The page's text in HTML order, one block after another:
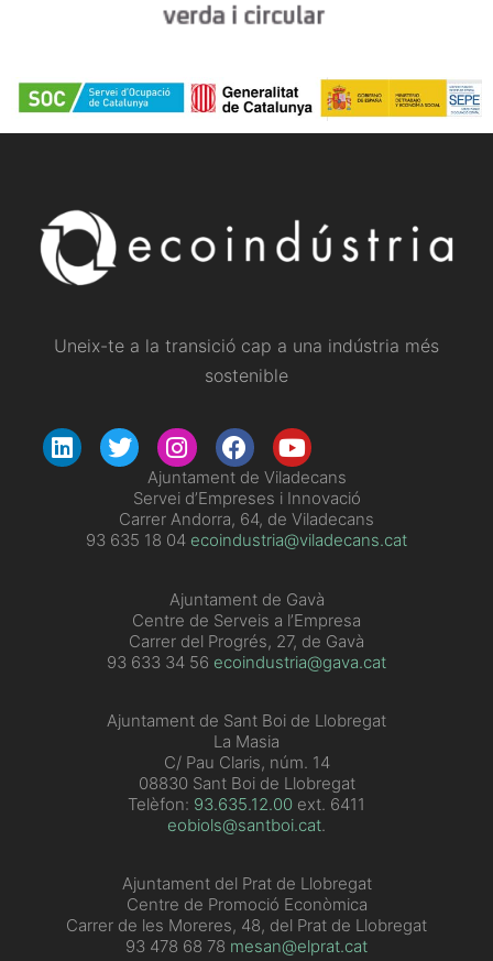
Uneix-te a la transició cap a una indústria més
sostenible
​Ajuntament de Viladecans
Servei d’Empreses i Innovació
Carrer Andorra, 64, de Viladecans
93 635 18 04 ecoindustria@viladecans.cat
Ajuntament de Gavà
Centre de Serveis a l’Empresa
Carrer del Progrés, 27, de Gavà
93 633 34 56 ecoindustria@gava.cat
Ajuntament de Sant Boi de Llobregat
La Masia
C/ Pau Claris, núm. 14
08830 Sant Boi de Llobregat
Telèfon: 93.635.12.00 ext. 6411
eobiols@santboi.cat.
Ajuntament del Prat de Llobregat
Centre de Promoció Econòmica
Carrer de les Moreres, 48, del Prat de Llobregat
93 478 68 78 mesan@elprat.cat